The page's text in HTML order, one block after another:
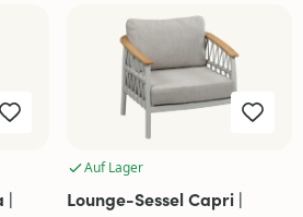
|
Auf Lager
Lounge-Sessel Capri |